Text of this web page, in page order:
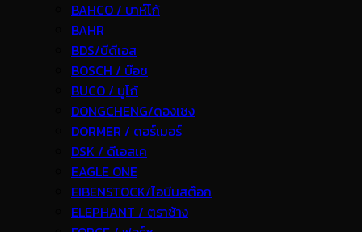
BAHCO / บาห์โก้
BAHR
BDS/บีดีเอส
BOSCH / บ๊อช
BUCO / บูโก้
DONGCHENG/ดองเชง
DORMER / ดอร์เมอร์
DSK / ดีเอสเค
EAGLE ONE
EIBENSTOCK/ไอบีนสต๊อก
ELEPHANT / ตราช้าง